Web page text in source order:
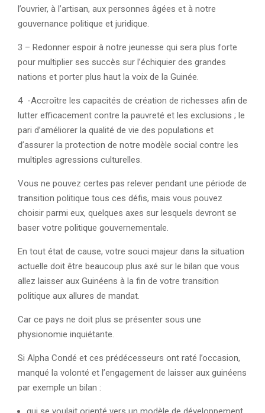
l’ouvrier, à l’artisan, aux personnes âgées et à notre
gouvernance politique et juridique.
3 – Redonner espoir à notre jeunesse qui sera plus forte
pour multiplier ses succès sur l’échiquier des grandes
nations et porter plus haut la voix de la Guinée.
4 -Accroître les capacités de création de richesses afin de
lutter efficacement contre la pauvreté et les exclusions ; le
pari d’améliorer la qualité de vie des populations et
d’assurer la protection de notre modèle social contre les
multiples agressions culturelles.
Vous ne pouvez certes pas relever pendant une période de
transition politique tous ces défis, mais vous pouvez
choisir parmi eux, quelques axes sur lesquels devront se
baser votre politique gouvernementale.
En tout état de cause, votre souci majeur dans la situation
actuelle doit être beaucoup plus axé sur le bilan que vous
allez laisser aux Guinéens à la fin de votre transition
politique aux allures de mandat.
Car ce pays ne doit plus se présenter sous une
physionomie inquiétante.
Si Alpha Condé et ces prédécesseurs ont raté l’occasion,
manqué la volonté et l’engagement de laisser aux guinéens
par exemple un bilan :